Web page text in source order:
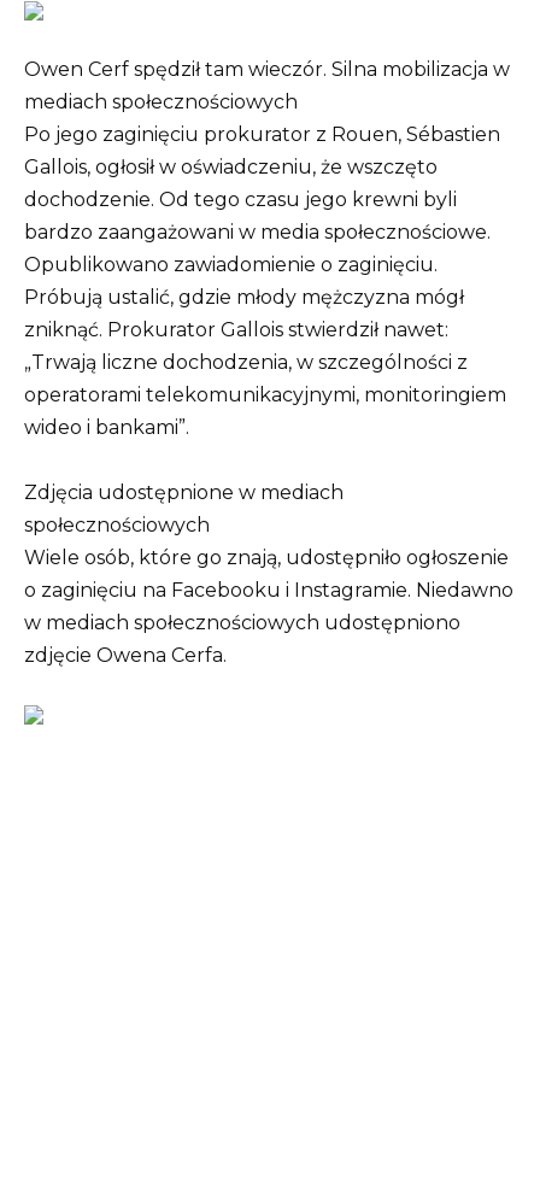
Owen Cerf spędził tam wieczór. Silna mobilizacja w
mediach społecznościowych
Po jego zaginięciu prokurator z Rouen, Sébastien
Gallois, ogłosił w oświadczeniu, że wszczęto
dochodzenie. Od tego czasu jego krewni byli
bardzo zaangażowani w media społecznościowe.
Opublikowano zawiadomienie o zaginięciu.
Próbują ustalić, gdzie młody mężczyzna mógł
zniknąć. Prokurator Gallois stwierdził nawet:
„Trwają liczne dochodzenia, w szczególności z
operatorami telekomunikacyjnymi, monitoringiem
wideo i bankami”.
Zdjęcia udostępnione w mediach
społecznościowych
Wiele osób, które go znają, udostępniło ogłoszenie
o zaginięciu na Facebooku i Instagramie. Niedawno
w mediach społecznościowych udostępniono
zdjęcie Owena Cerfa.